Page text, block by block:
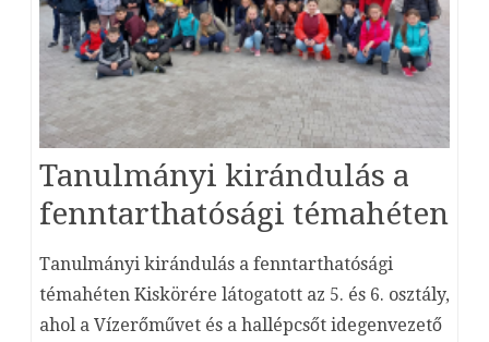
Tanulmányi kirándulás a
fenntarthatósági témahéten
Tanulmányi kirándulás a fenntarthatósági
témahéten Kiskörére látogatott az 5. és 6. osztály,
ahol a Vízerőművet és a hallépcsőt idegenvezető